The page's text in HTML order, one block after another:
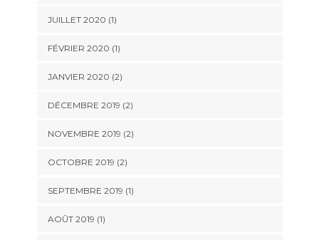
JUILLET 2020 (1)
FÉVRIER 2020 (1)
JANVIER 2020 (2)
DÉCEMBRE 2019 (2)
NOVEMBRE 2019 (2)
OCTOBRE 2019 (2)
SEPTEMBRE 2019 (1)
AOÛT 2019 (1)